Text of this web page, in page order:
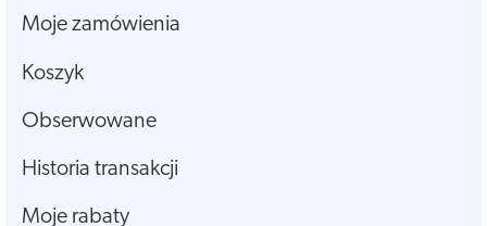
Moje zamówienia
Koszyk
Obserwowane
Historia transakcji
Moje rabaty